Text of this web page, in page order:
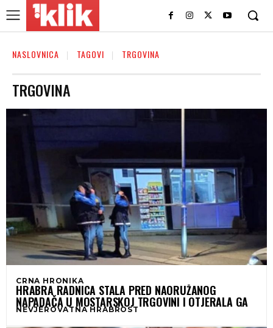
NASLOVNICA TAGOVI TRGOVINA
TRGOVINA
CRNA HRONIKA
HRABRA RADNICA STALA PRED NAORUŽANOG
NAPADAČA U MOSTARSKOJ TRGOVINI I OTJERALA GA
NEVJEROVATNA HRABROST